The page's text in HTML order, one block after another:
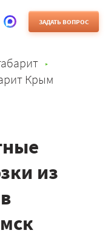
ЗАДАТЬ ВОПРОС
Крым
из